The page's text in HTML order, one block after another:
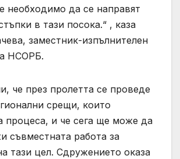
необходимо да се направят
в тази посока.“ , каза
заместник-изпълнителен
НСОРБ.
че през пролетта се проведе
срещи, които
процеса, и че сега ще може да
съвместната работа за
тази цел. Сдружението оказа